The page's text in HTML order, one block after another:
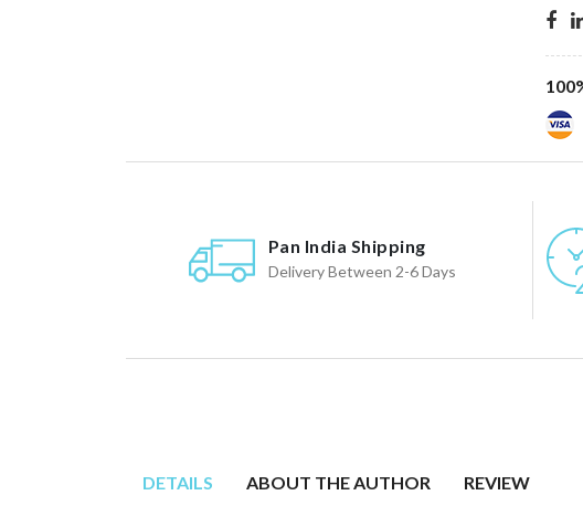
Pan India Shipping
Delivery Between 2-6 Days
DETAILS ABOUT THE AUTHOR REVIEW